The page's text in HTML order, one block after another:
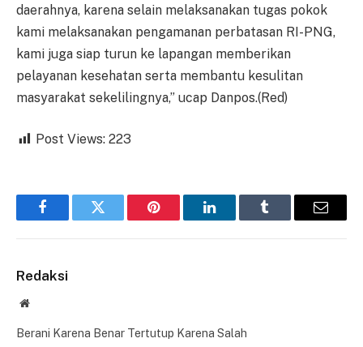
daerahnya, karena selain melaksanakan tugas pokok
kami melaksanakan pengamanan perbatasan RI-PNG,
kami juga siap turun ke lapangan memberikan
pelayanan kesehatan serta membantu kesulitan
masyarakat sekelilingnya,” ucap Danpos.(Red)
Post Views: 223
FacebookTwitter Pinterest LinkedInTumblr Email
Redaksi
Website
Berani Karena Benar Tertutup Karena Salah